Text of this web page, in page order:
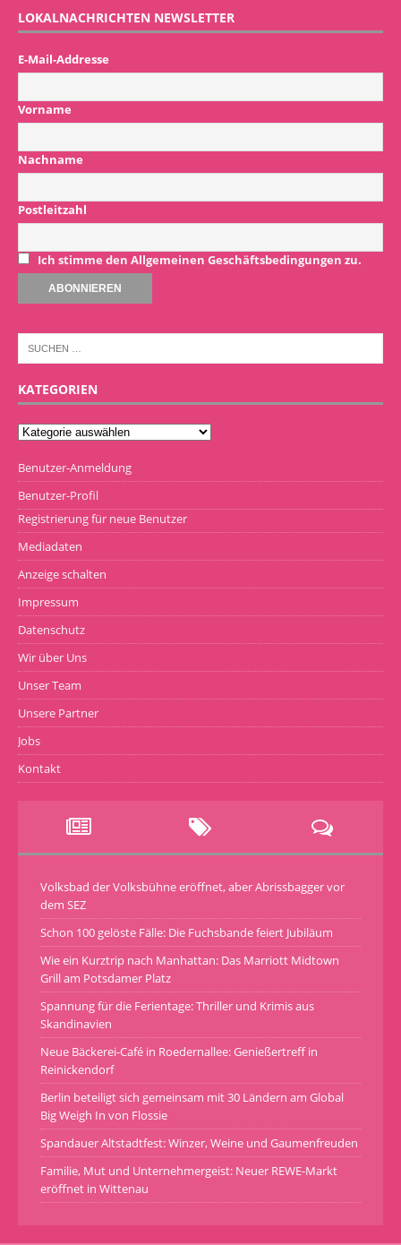
LOKALNACHRICHTEN NEWSLETTER
E-Mail-Addresse
Vorname
Nachname
Postleitzahl
Ich stimme den Allgemeinen Geschäftsbedingungen zu.
KATEGORIEN
Benutzer-Anmeldung
Benutzer-Profil
Registrierung für neue Benutzer
Mediadaten
Anzeige schalten
Impressum
Datenschutz
Wir über Uns
Unser Team
Unsere Partner
Jobs
Kontakt
Volksbad der Volksbühne eröffnet, aber Abrissbagger vor
dem SEZ
Schon 100 gelöste Fälle: Die Fuchsbande feiert Jubiläum
Wie ein Kurztrip nach Manhattan: Das Marriott Midtown
Grill am Potsdamer Platz
Spannung für die Ferientage: Thriller und Krimis aus
Skandinavien
Neue Bäckerei-Café in Roedernallee: Genießertreff in
Reinickendorf
Berlin beteiligt sich gemeinsam mit 30 Ländern am Global
Big Weigh In von Flossie
Spandauer Altstadtfest: Winzer, Weine und Gaumenfreuden
Familie, Mut und Unternehmergeist: Neuer REWE-Markt
eröffnet in Wittenau